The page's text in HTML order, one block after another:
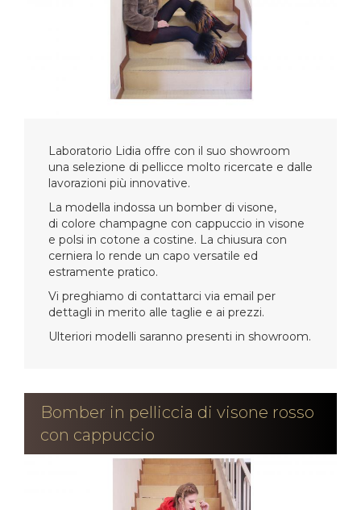
Laboratorio Lidia offre con il suo showroom
una selezione di pellicce molto ricercate e dalle
lavorazioni più innovative.
La modella indossa un bomber di visone,
di colore champagne con cappuccio in visone
e polsi in cotone a costine. La chiusura con
cerniera lo rende un capo versatile ed
estramente pratico.
Vi preghiamo di contattarci via email per
dettagli in merito alle taglie e ai prezzi.
Ulteriori modelli saranno presenti in showroom.
Bomber in pelliccia di visone rosso
con cappuccio